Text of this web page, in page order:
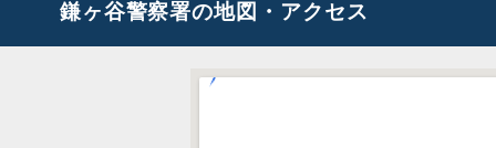
鎌ヶ谷警察署の地図・アクセス